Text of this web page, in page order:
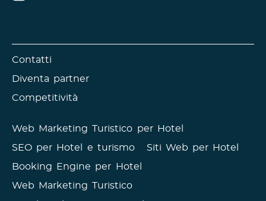
Contatti
Diventa partner
Competitività
Web Marketing Turistico per Hotel
SEO per Hotel e turismo
Siti Web per Hotel
Booking Engine per Hotel
Web Marketing Turistico